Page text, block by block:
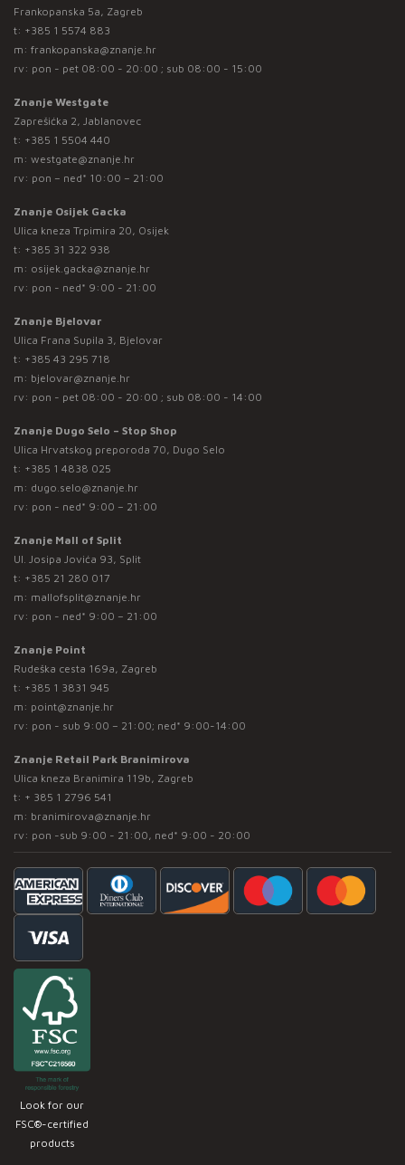
Frankopanska 5a, Zagreb
t: +385 1 5574 883
m: frankopanska@znanje.hr
rv: pon - pet 08:00 - 20:00 ; sub 08:00 - 15:00
Znanje Westgate
Zaprešićka 2, Jablanovec
t: +385 1 5504 440
m: westgate@znanje.hr
rv: pon – ned* 10:00 – 21:00
Znanje Osijek Gacka
Ulica kneza Trpimira 20, Osijek
t: +385 31 322 938
m: osijek.gacka@znanje.hr
rv: pon - ned* 9:00 - 21:00
Znanje Bjelovar
Ulica Frana Supila 3, Bjelovar
t: +385 43 295 718
m: bjelovar@znanje.hr
rv: pon - pet 08:00 - 20:00 ; sub 08:00 - 14:00
Znanje Dugo Selo – Stop Shop
Ulica Hrvatskog preporoda 70, Dugo Selo
t: +385 1 4838 025
m: dugo.selo@znanje.hr
rv: pon - ned* 9:00 – 21:00
Znanje Mall of Split
Ul. Josipa Jovića 93, Split
t: +385 21 280 017
m: mallofsplit@znanje.hr
rv: pon - ned* 9:00 – 21:00
Znanje Point
Rudeška cesta 169a, Zagreb
t: +385 1 3831 945
m: point@znanje.hr
rv: pon - sub 9:00 – 21:00; ned* 9:00-14:00
Znanje Retail Park Branimirova
Ulica kneza Branimira 119b, Zagreb
t: + 385 1 2796 541
m: branimirova@znanje.hr
rv: pon -sub 9:00 - 21:00, ned* 9:00 - 20:00
Look for our
FSC®-certified
products